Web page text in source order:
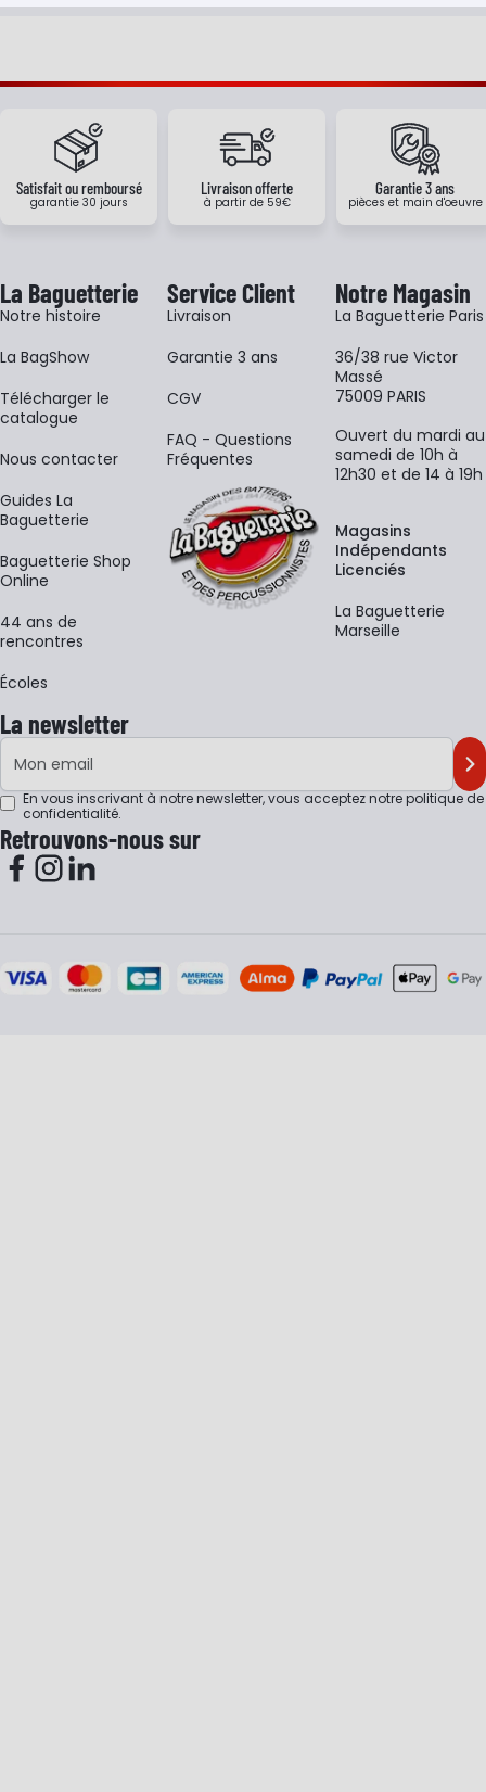
Satisfait ou remboursé
garantie 30 jours
Livraison offerte
à partir de 59€
Garantie 3 ans
pièces et main d'oeuvre
La Baguetterie
Notre histoire
La BagShow
​Télécharger le
catalogue
Nous contacter
Guides La
Baguetterie
Baguetterie Shop
Online
44 ans de
rencontres
Écoles
Service Client
Livraison
Garantie 3 ans
CGV
FAQ - Questions
Fréquentes
Notre Magasin
La Baguetterie Paris
36/38 rue Victor
Massé
75009 PARIS
Ouvert du mardi au
samedi de 10h à
12h30 et de 14 à 19h
Magasins
Indépendants
Licenciés
La Baguetterie
Marseille
La newsletter
Adresse e-mail
En vous inscrivant à notre newsletter, vous acceptez notrepolitique de
confidentialité.
Retrouvons-nous sur